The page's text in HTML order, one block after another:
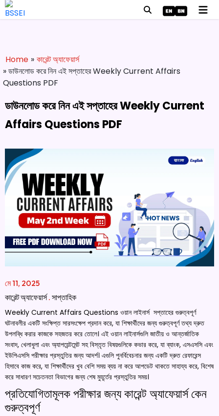
Home » কারেন্ট অ্যাফেয়ার্স
» ডাউনলোড করে নিন এই সপ্তাহের Weekly Current Affairs
Questions PDF
ডাউনলোড করে নিন এই সপ্তাহের Weekly Current
Affairs Questions PDF
মে 11, 2025
কারেন্ট অ্যাফেয়ার্স. সাপ্তাহিক
Weekly Current Affairs Questions ওয়ান লাইনার্স সপ্তাহের গুরুত্বপূর্ণ
ঘটনাবলীর একটি সংক্ষিপ্ত সারসংক্ষেপ প্রদান করে, যা শিক্ষার্থীদের জন্য গুরুত্বপূর্ণ তথ্য দ্রুত
উপলব্ধি করার কাজকে সহজতর করে তোলে। এই ওয়ান লাইনার্সগুলি জাতীয় ও আন্তর্জাতিক
সংবাদ, খেলাধুলা এবং অ্যাপয়েন্টমেন্ট সহ বিস্তৃত বিষয়গুলিকে কভার করে, যা ব্যাংক, এসএসসি এবং
ইউপিএসসি পরীক্ষার প্রস্তুতির জন্য আদর্শ। এগুলি পুনর্বিবেচনার জন্য একটি দ্রুত রেফারেন্স
হিসাবে কাজ করে, যা শিক্ষার্থীদের খুব বেশি সময় ব্যয় না করে আপডেট থাকতে সাহায্য করে, বিশেষ
করে সাধারণ সচেতনতা বিভাগের জন্য শেষ মুহূর্তের প্রস্তুতির সময়।
প্রতিযোগিতামূলক পরীক্ষার জন্য কারেন্ট অ্যাফেয়ার্স কেন
গুরুত্বপূর্ণ